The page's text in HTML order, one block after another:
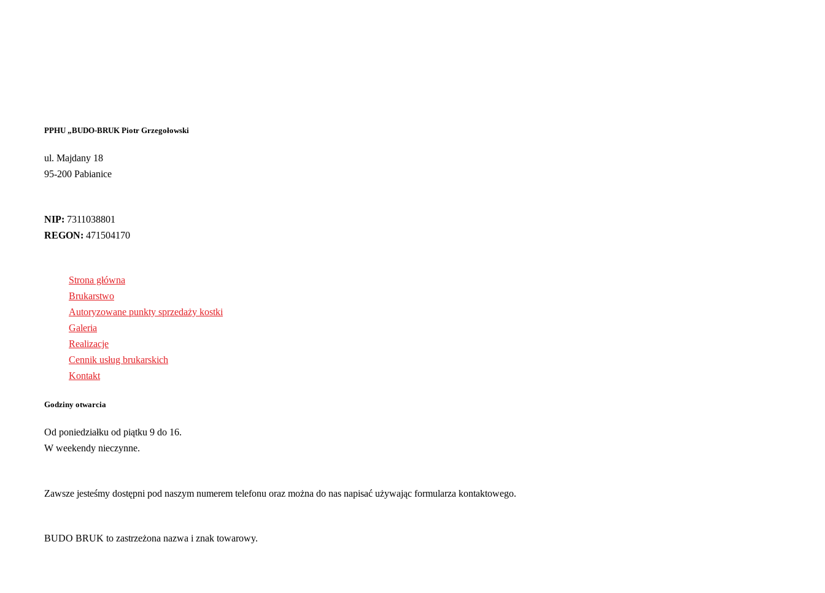
PPHU „BUDO-BRUK Piotr Grzegołowski
ul. Majdany 18
95-200 Pabianice
NIP: 7311038801
REGON: 471504170
Strona główna
Brukarstwo
Autoryzowane punkty sprzedaży kostki
Galeria
Realizacje
Cennik usług brukarskich
Kontakt
Godziny otwarcia
Od poniedziałku od piątku 9 do 16.
W weekendy nieczynne.
Zawsze jesteśmy dostępni pod naszym numerem telefonu oraz można do nas napisać używając formularza kontaktowego.
BUDO BRUK to zastrzeżona nazwa i znak towarowy.